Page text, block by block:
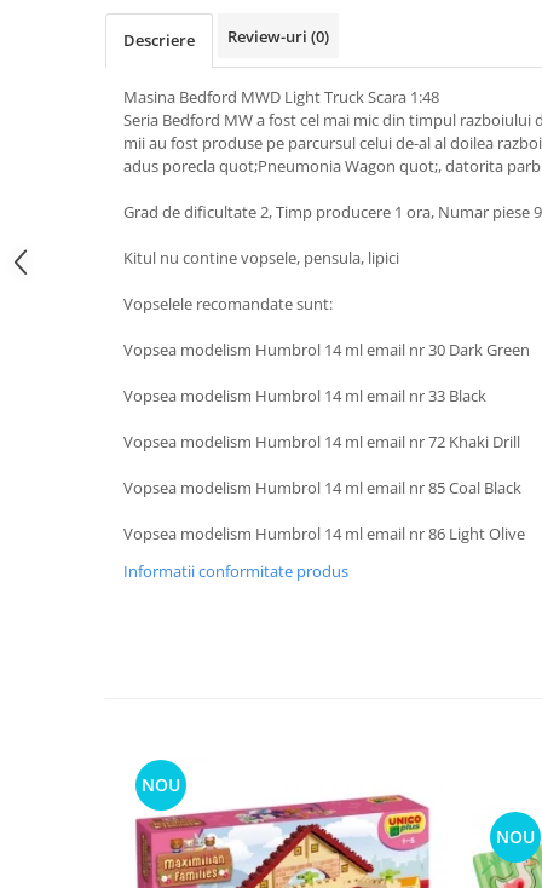
Descriere Review-uri (0)
Masina Bedford MWD Light Truck Scara 1:48
Seria Bedford MW a fost cel mai mic din timpul
mii au fost produse pe parcursul celui de-al al doilea
adus porecla quot;Pneumonia Wagon quot;, datorita
Grad de dificultate 2, Timp producere 1 ora, Numar piese
Kitul nu contine vopsele, pensula, lipici
Vopselele recomandate sunt:
Vopsea modelism Humbrol 14 ml email nr 30 Dark Green
Vopsea modelism Humbrol 14 ml email nr 33 Black
Vopsea modelism Humbrol 14 ml email nr 72 Khaki Drill
Vopsea modelism Humbrol 14 ml email nr 85 Coal Black
Vopsea modelism Humbrol 14 ml email nr 86 Light Olive
Informatii conformitate produs
NOU
NOU